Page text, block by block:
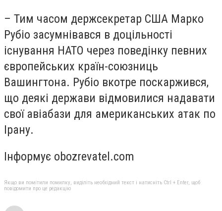
– Тим часом держсекретар США Марко
Рубіо засумнівався в доцільності
існування НАТО через поведінку певних
європейських країн-союзниць
Вашингтона. Рубіо вкотре поскаржився,
що деякі держави відмовилися надавати
свої авіабази для американських атак по
Ірану.
Інформує obozrevatel.com
Якщо ви помітили помилку, виділіть необхідний текст і натисніть Ctrl + Enter, щоб
повідомити про це редакцію